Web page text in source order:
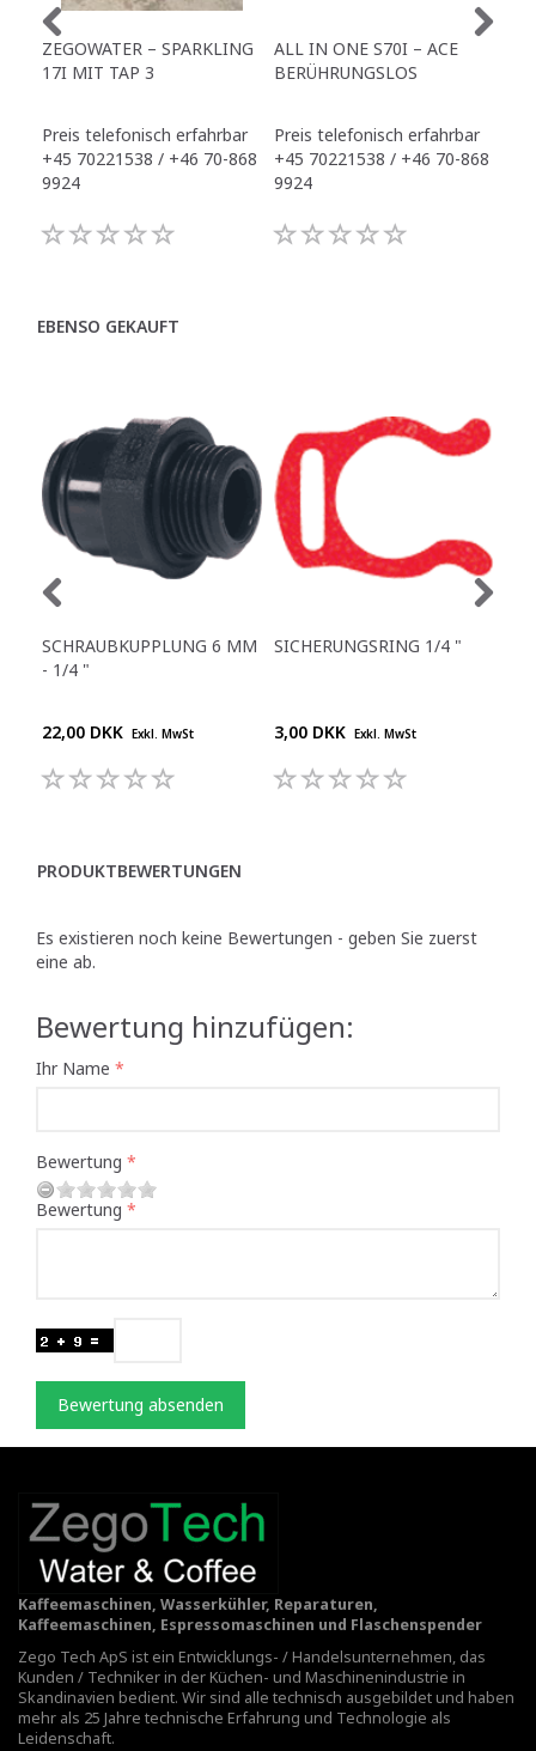
ZEGOWATER – SPARKLING
17I MIT TAP 3
Preis telefonisch erfahrbar
+45 70221538 / +46 70-868
9924
ALL IN ONE S70I – ACE
BERÜHRUNGSLOS
Preis telefonisch erfahrbar
+45 70221538 / +46 70-868
9924
EBENSO GEKAUFT
SCHRAUBKUPPLUNG 6 MM
- 1/4 "
22,00 DKK Exkl. MwSt
SICHERUNGSRING 1/4 "
3,00 DKK Exkl. MwSt
PRODUKTBEWERTUNGEN
Es existieren noch keine Bewertungen - geben Sie zuerst
eine ab.
Bewertung hinzufügen:
Ihr Name
Bewertung
Bewertung
Bewertung absenden
Kaffeemaschinen, Wasserkühler, Reparaturen,
Kaffeemaschinen, Espressomaschinen und Flaschenspender
Zego Tech ApS ist ein Entwicklungs- / Handelsunternehmen, das
Kunden / Techniker in der Küchen- und Maschinenindustrie in
Skandinavien bedient. Wir sind alle technisch ausgebildet und haben
mehr als 25 Jahre technische Erfahrung und Technologie als
Leidenschaft.